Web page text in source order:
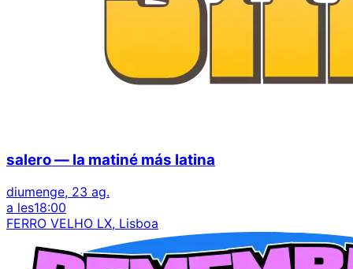
salero — la matiné más latina
diumenge, 23 ag.
a les18:00
FERRO VELHO LX, Lisboa